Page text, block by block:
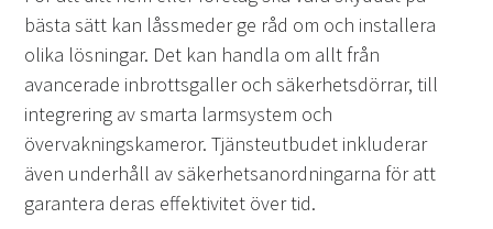
bästa sätt kan låssmeder ge råd om och installera
olika lösningar. Det kan handla om allt från
avancerade inbrottsgaller och säkerhetsdörrar, till
integrering av smarta larmsystem och
övervakningskameror. Tjänsteutbudet inkluderar
även underhåll av säkerhetsanordningarna för att
garantera deras effektivitet över tid.